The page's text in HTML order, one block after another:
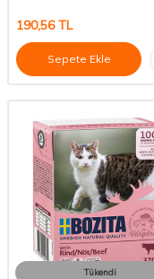
190,56TL
Sepete Ekle
Tükendi